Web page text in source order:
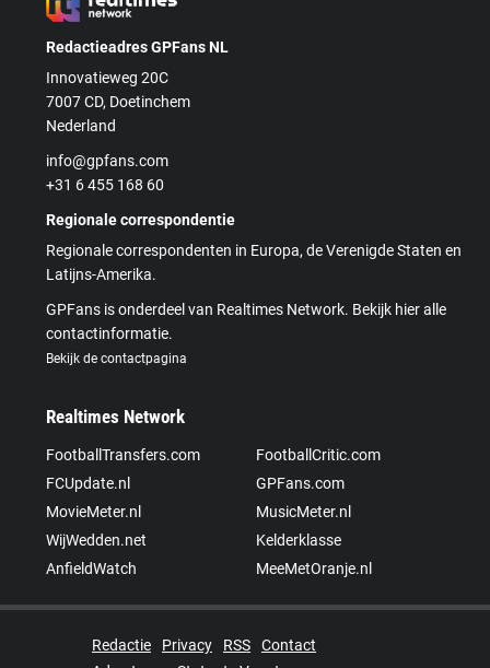
Redactieadres GPFans NL
Innovatieweg 20C
7007 CD, Doetinchem
Nederland
info@gpfans.com
+31 6 455 168 60
Regionale correspondentie
Regionale correspondenten in Europa, de Verenigde Staten en
Latijns-Amerika.
GPFans is onderdeel van Realtimes Network. Bekijk hier alle
contactinformatie.
Bekijk de contactpagina
Realtimes Network
FootballTransfers.com
FootballCritic.com
FCUpdate.nl
GPFans.com
MovieMeter.nl
MusicMeter.nl
WijWedden.net
Kelderklasse
AnfieldWatch
MeeMetOranje.nl
Redactie Privacy RSS
Contact